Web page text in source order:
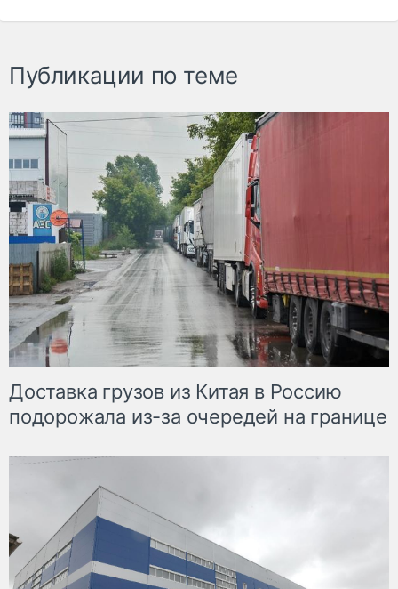
Публикации по теме
Доставка грузов из Китая в Россию
подорожала из-за очередей на границе